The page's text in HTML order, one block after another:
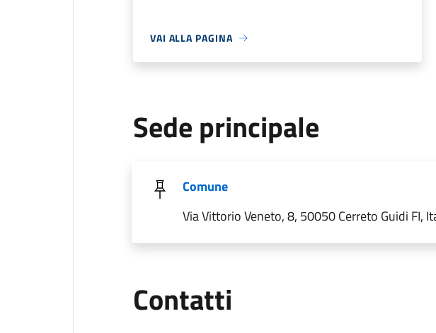
VAI ALLA PAGINA
Sede principale
Comune
Via Vittorio Veneto, 8, 50050 Cerreto Guidi FI,
Contatti